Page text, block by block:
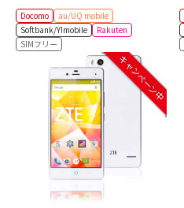
Docomo
au/UQ mobile
Softbank/Y!mobile
Rakuten
SIMフリー
キャンペーン中